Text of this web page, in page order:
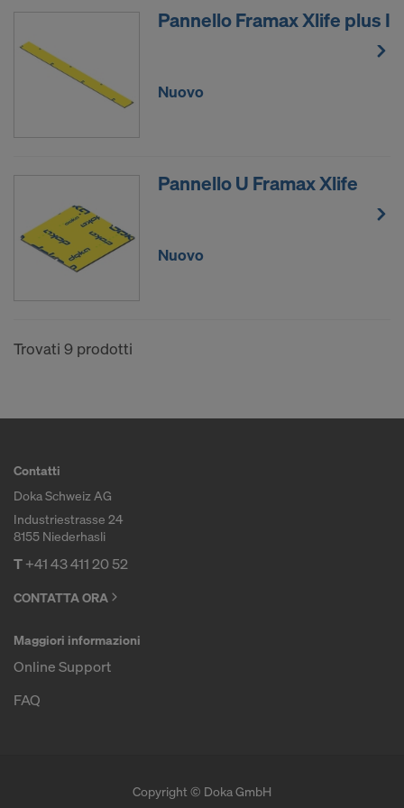
Pannello Framax Xlife plus I
Nuovo
Pannello U Framax Xlife
Nuovo
Trovati 9 prodotti
Contatti
Doka Schweiz AG
Industriestrasse 24
8155 Niederhasli
T+41 43 411 20 52
CONTATTA ORA
Maggiori informazioni
Online Support
FAQ
Copyright © Doka GmbH
potere continuare a trasmettere i suoi dati
L’utente può revocare in qualsiasi momento il
proprio consenso, con effetto futuro, mediante le
impostazioni dei cookie sul sito.
ALL’USO DEI COOKIE E ALLA
TRASMISSIONE DEI PROPRI DATI
PERSONALI NEGLI STATI UNITI?